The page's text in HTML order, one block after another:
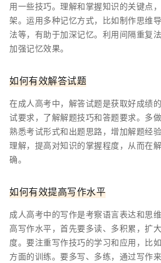
用一些技巧。理解和掌握知识的关键点
架。运用多种记忆方式，比如制作思维
法等，有助于加深记忆。利用间隔重复
加强记忆效果。
如何有效解答试题
在成人高考中，解答试题是获取好成绩
试要求，了解解题技巧和答题要求。多
熟悉考试形式和出题思路，增加解题经
理解，提高对知识的掌握程度，从而在
确。
如何有效提高写作水平
成人高考中的写作是考察语言表达和思
高写作水平，首先要多读、多积累，扩
度。要注重写作技巧的学习和应用，比
方面的训练。要多写、多练，通过写作